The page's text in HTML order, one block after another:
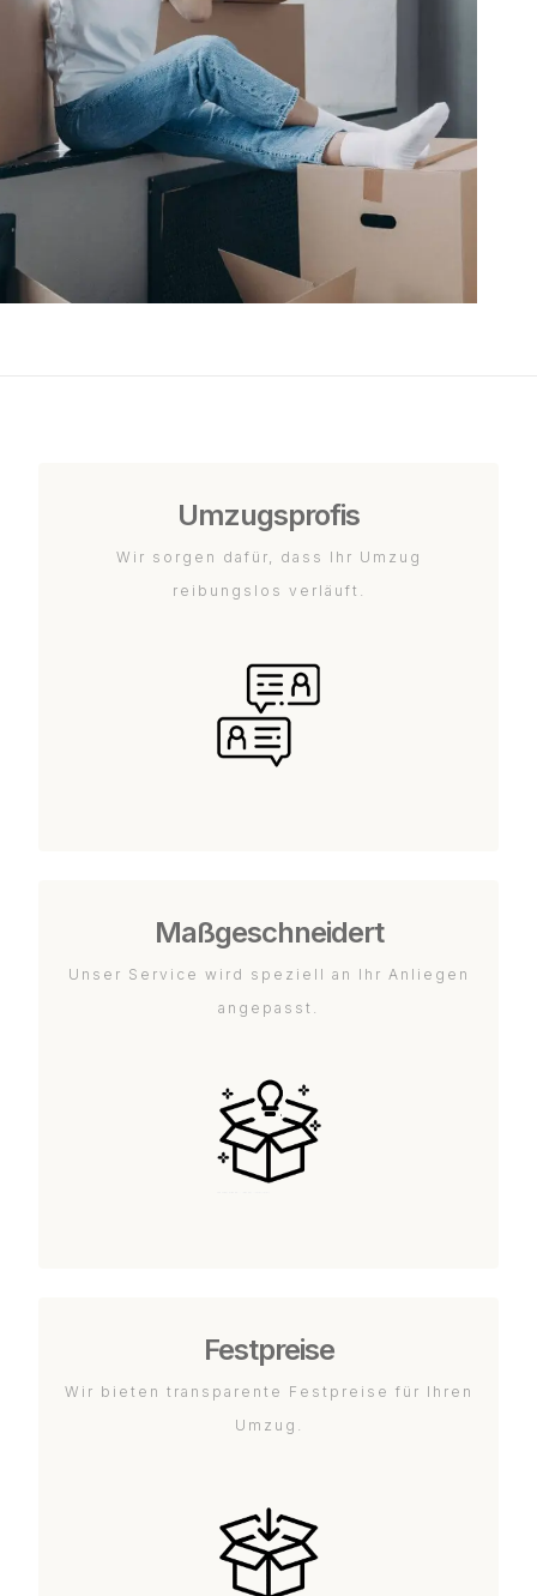
Umzugsprofis
Wir sorgen dafür, dass Ihr Umzug
reibungslos verläuft.
Maßgeschneidert
Unser Service wird speziell an Ihr Anliegen
angepasst.
Festpreise
Wir bieten transparente Festpreise für Ihren
Umzug.